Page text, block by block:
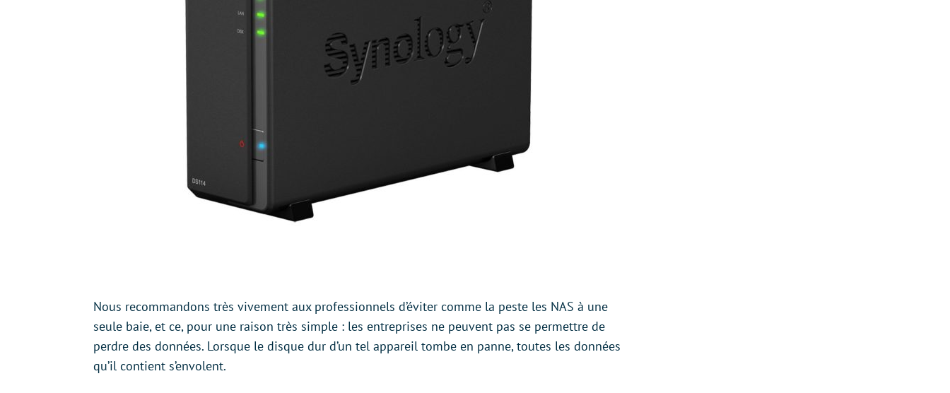
Nous recommandons très vivement aux professionnels d’éviter comme la peste les NAS à une
seule baie, et ce, pour une raison très simple : les entreprises ne peuvent pas se permettre de
perdre des données. Lorsque le disque dur d’un tel appareil tombe en panne, toutes les données
qu’il contient s’envolent.